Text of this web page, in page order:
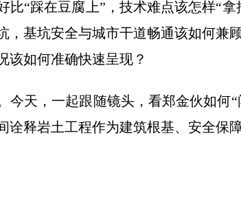
比“踩在豆腐上”，技术难点该怎样“
，基坑安全与城市干道畅通该如何兼
该如何准确快速呈现？
今天，一起跟随镜头，看郑金伙如何“
诠释岩土工程作为建筑根基、安全保障